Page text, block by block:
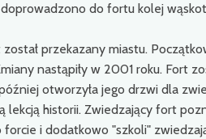
doprowadzono do fortu kolej
przekazany miastu.
nastąpiły w 2001 roku. Fort
otworzyła jego drzwi dla
lekcją historii. Zwiedzający fort
i dodatkowo "szkoli"